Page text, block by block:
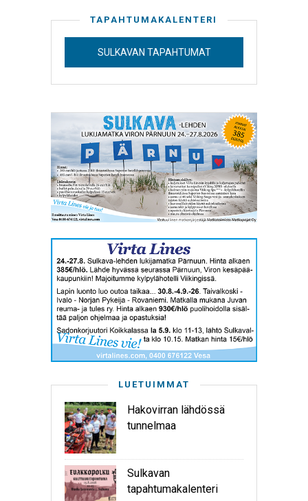
TAPAHTUMAKALENTERI
SULKAVAN TAPAHTUMAT
LUETUIMMAT
Hakovirran lähdössä
tunnelmaa
Sulkavan
tapahtumakalenteri